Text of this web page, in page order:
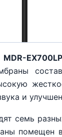
MDR-EX700LP
и
семь
помещен